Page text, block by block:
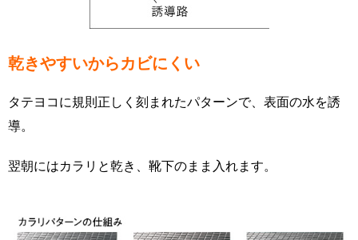
乾きやすいからカビにくい
タテヨコに規則正しく刻まれたパターンで、表面の水を誘
導。
翌朝にはカラリと乾き、靴下のまま入れます。